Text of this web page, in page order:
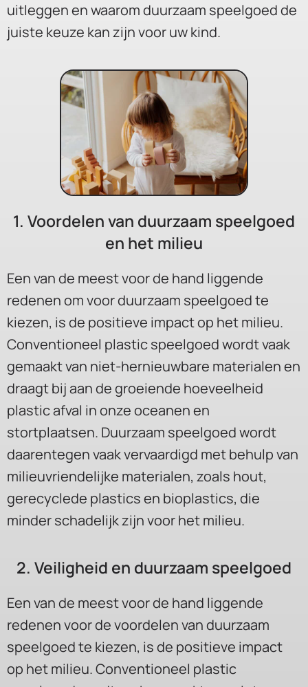
uitleggen en waarom duurzaam speelgoed de
juiste keuze kan zijn voor uw kind.
1. Voordelen van duurzaam speelgoed
en het milieu
Een van de meest voor de hand liggende
redenen om voor duurzaam speelgoed te
kiezen, is de positieve impact op het milieu.
Conventioneel plastic speelgoed wordt vaak
gemaakt van niet-hernieuwbare materialen en
draagt bij aan de groeiende hoeveelheid
plastic afval in onze oceanen en
stortplaatsen. Duurzaam speelgoed wordt
daarentegen vaak vervaardigd met behulp van
milieuvriendelijke materialen, zoals hout,
gerecyclede plastics en bioplastics, die
minder schadelijk zijn voor het milieu.
2. Veiligheid en duurzaam speelgoed
Een van de meest voor de hand liggende
redenen voor de voordelen van duurzaam
speelgoed te kiezen, is de positieve impact
op het milieu. Conventioneel plastic